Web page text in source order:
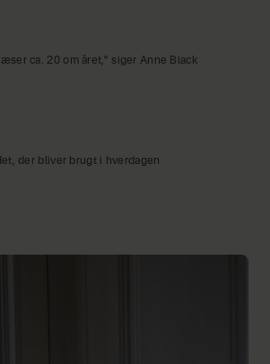
ca. 20 om året,” siger Anne Black
der bliver brugt i hverdagen